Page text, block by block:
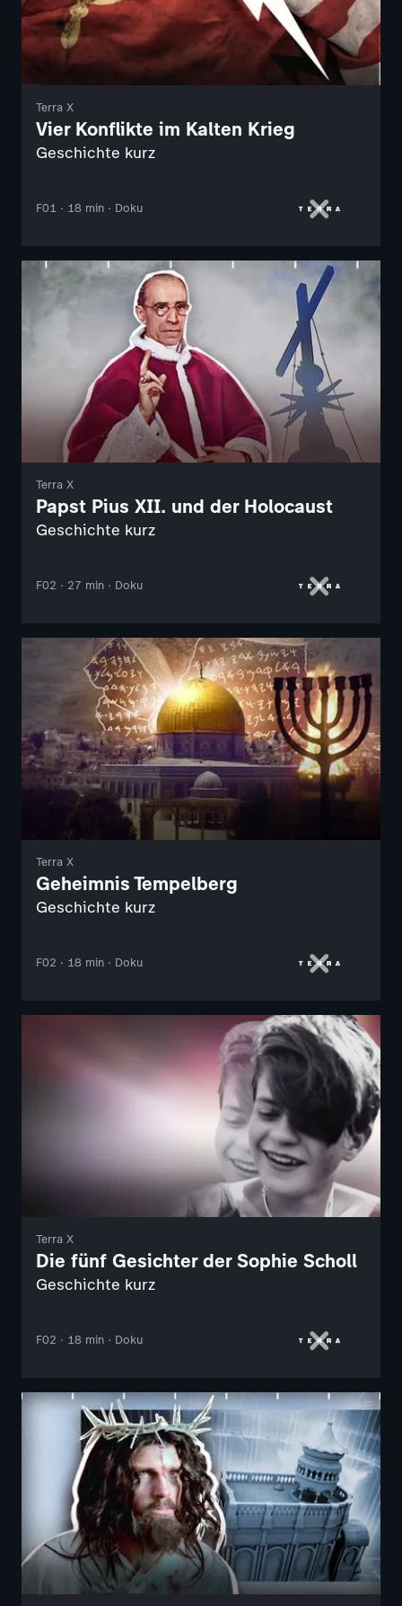
Terra X
Vier Konflikte im Kalten Krieg
Geschichte kurz
F01 · 18 min · Doku
Terra X
Papst Pius XII. und der Holocaust
Geschichte kurz
F02 · 27 min · Doku
Terra X
Geheimnis Tempelberg
Geschichte kurz
F02 · 18 min · Doku
Terra X
Die fünf Gesichter der Sophie Scholl
Geschichte kurz
F02 · 18 min · Doku